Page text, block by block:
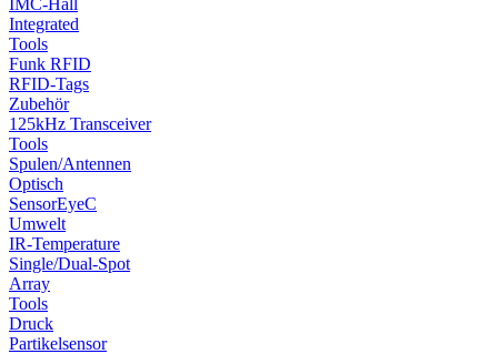
IMC-Hall
Integrated
Tools
Funk RFID
RFID-Tags
Zubehör
125kHz Transceiver
Tools
Spulen/Antennen
Optisch
SensorEyeC
Umwelt
IR-Temperature
Single/Dual-Spot
Array
Tools
Druck
Partikelsensor